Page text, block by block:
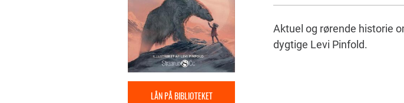
LÅN PÅ BIBLIOTEKET
Aktuel og rørende historie
dygtige Levi Pinfold.